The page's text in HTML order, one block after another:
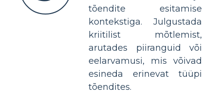
tõendite esitamise
kontekstiga. Julgustada
kriitilist mõtlemist,
arutades piiranguid või
eelarvamusi, mis võivad
esineda erinevat tüüpi
tõendites.